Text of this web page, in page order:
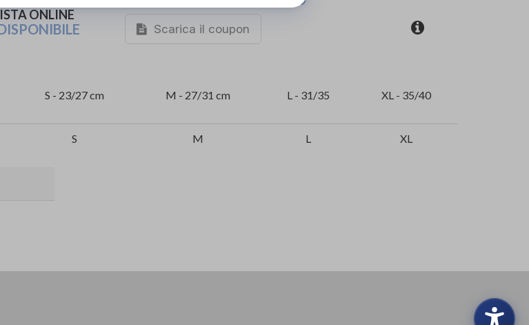
ONLINE
Scarica il coupon
S - 23/27 cm M - 27/31 cm L - 31/35 XL - 35/40
S M L XL